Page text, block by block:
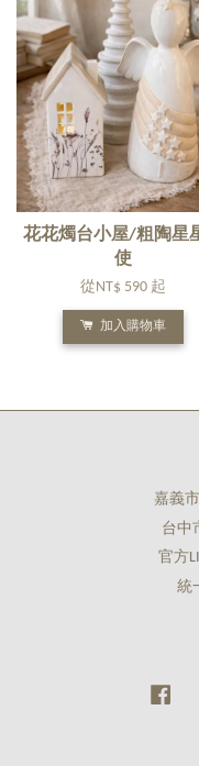
花花燭台小屋/粗陶星
使
從 NT$ 590 起
加入購物車
嘉義
台中
官方
統